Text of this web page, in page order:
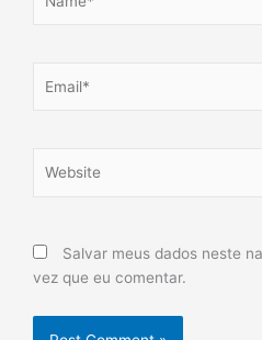
Salvar meus dados neste
vez que eu comentar.